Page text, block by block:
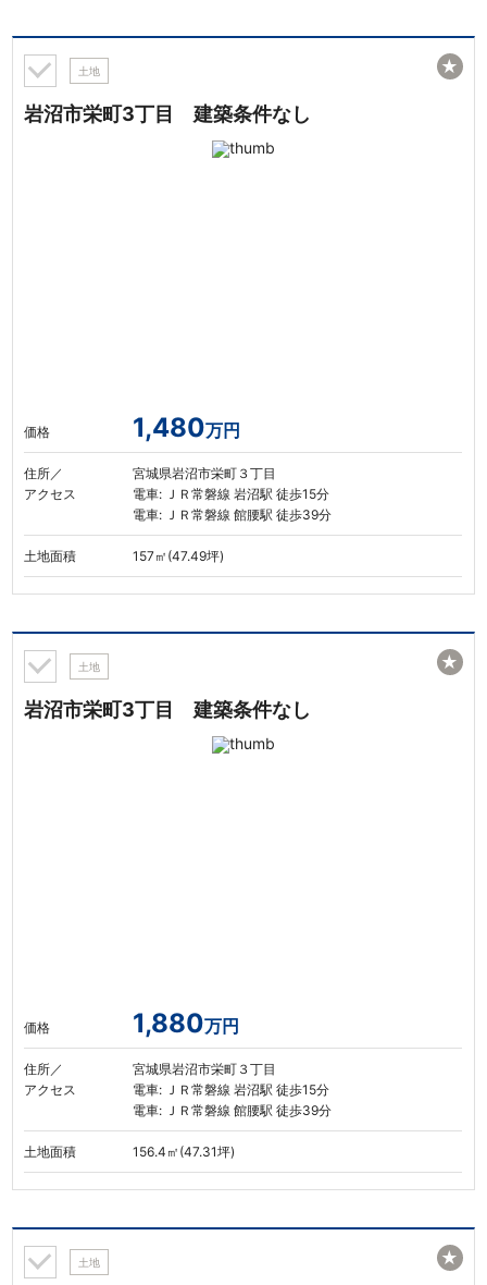
土地
岩沼市栄町3丁目 建築条件なし
価格 1,480万円
住所／
アクセス
宮城県岩沼市栄町３丁目
電車: ＪＲ常磐線 岩沼駅 徒歩15分
電車: ＪＲ常磐線 館腰駅 徒歩39分
土地面積 157㎡(47.49坪)
★
土地
岩沼市栄町3丁目 建築条件なし
価格 1,880万円
住所／
アクセス
宮城県岩沼市栄町３丁目
電車: ＪＲ常磐線 岩沼駅 徒歩15分
電車: ＪＲ常磐線 館腰駅 徒歩39分
土地面積 156.4㎡(47.31坪)
★
土地 ★